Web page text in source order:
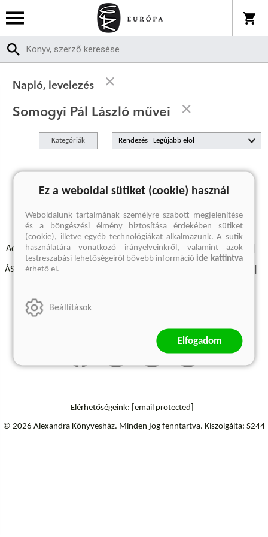
Napló, levelezés
Somogyi Pál László művei
Kategóriák Rendezés
A keresett kifejezésre nincs találat
Adatvédelmi szabályzatok Elállási felmondási nyilatkozat
ÁSZF - Vásárlási feltételek
Szállítási információk
Elérhetőségeink: [email protected]
© 2026 Alexandra Könyvesház. Minden jog fenntartva. Kiszolgálta: S244
Ez a weboldal sütiket (cookie) használ
Weboldalunk tartalmának személyre szabott megjelenítése
és a böngészési élmény biztosítása érdekében sütiket
(cookie), illetve egyéb technológiákat alkalmazunk. A sütik
használatára vonatkozó irányelveinkről, valamint azok
testreszabási lehetőségeiről bővebb információide kattintva
érhető el.
Beállítások
Elfogadom